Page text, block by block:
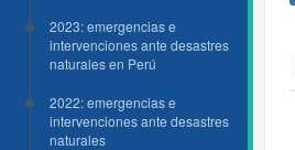
2023: emergencias e
intervenciones ante desastres
naturales en Perú
2022: emergencias e
intervenciones ante desastres
naturales